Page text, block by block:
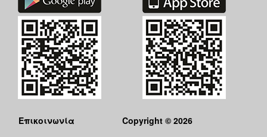
Επικοινωνία
Copyright © 2026